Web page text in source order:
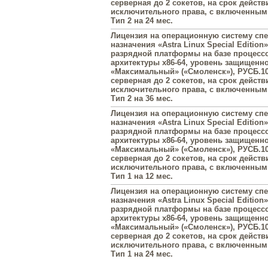
серверная до 2 сокетов, на срок
исключительного права, с
Тип 2 на 24 мес.
Лицензия на операционную систему
назначения «Astra Linux Special
разрядной платформы на базе
архитектуры х86-64, уровень
«Максимальный» («Смоленск»),
серверная до 2 сокетов, на срок
исключительного права, с
Тип 2 на 36 мес.
Лицензия на операционную систему
назначения «Astra Linux Special
разрядной платформы на базе
архитектуры х86-64, уровень
«Максимальный» («Смоленск»),
серверная до 2 сокетов, на срок
исключительного права, с
Тип 1 на 12 мес.
Лицензия на операционную систему
назначения «Astra Linux Special
разрядной платформы на базе
архитектуры х86-64, уровень
«Максимальный» («Смоленск»),
серверная до 2 сокетов, на срок
исключительного права, с
Тип 1 на 24 мес.